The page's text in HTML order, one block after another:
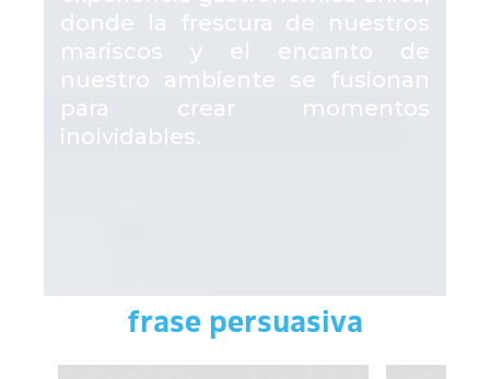
donde la frescura de nuestros
mariscos y el encanto de
nuestro ambiente se fusionan
para crear momentos
inolvidables.
frase persuasiva